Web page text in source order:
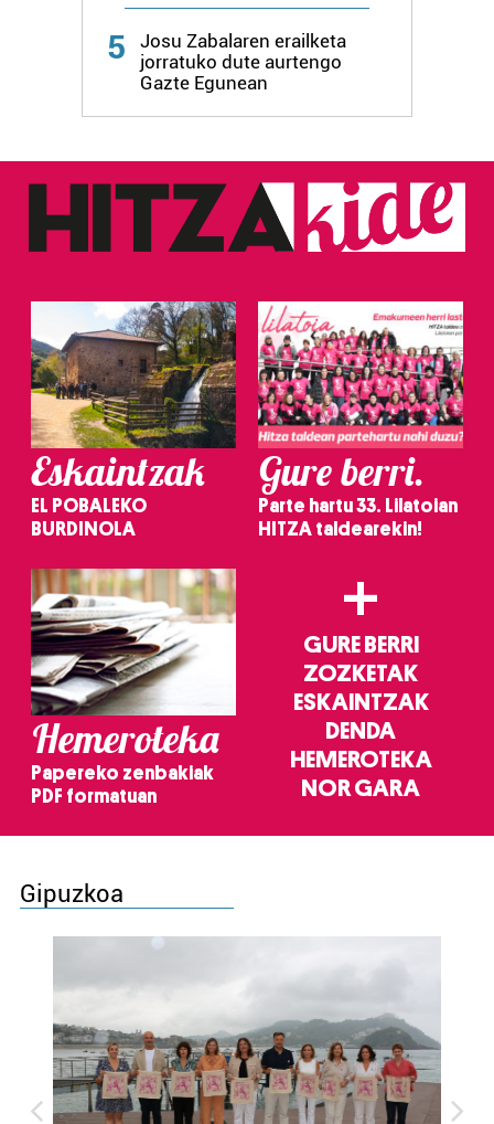
5
Josu Zabalaren erailketa
jorratuko dute aurtengo
Gazte Egunean
Eskaintzak
EL POBALEKO
BURDINOLA
Gure berri.
Parte hartu 33. Lilatoian
HITZA taldearekin!
Hemeroteka
Papereko zenbakiak
PDF formatuan
+
GURE BERRI
ZOZKETAK
ESKAINTZAK
DENDA
HEMEROTEKA
NOR GARA
Gipuzkoa